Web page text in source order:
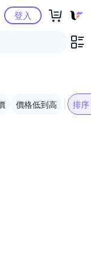
中心登入
價格低到高 排序